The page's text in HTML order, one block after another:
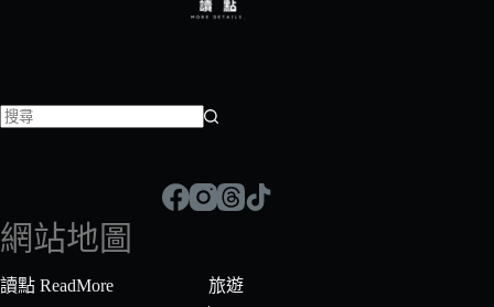
符
合
條
網站地圖
讀點 ReadMore
旅遊